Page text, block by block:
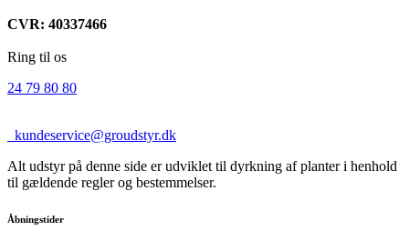
CVR: 40337466
Ring til os
24 79 80 80
kundeservice@groudstyr.dk
Alt udstyr på denne side er udviklet til dyrkning af planter i henhold
til gældende regler og bestemmelser.
Åbningstider